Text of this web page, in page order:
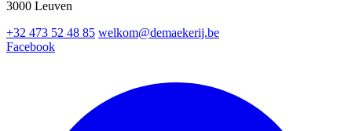
3000 Leuven
+32 473 52 48 85 welkom@demaekerij.be
Facebook